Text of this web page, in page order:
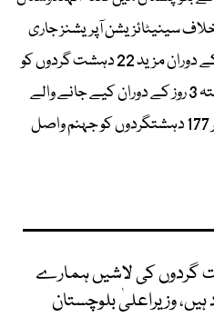
سینیٹائزیشن آپریشنز جاری
ہیں۔ گزشتہ رات تعاقبی آپریشنز کے دوران مزید 22 دہشت گردوں کو
ہلاک کردیا گیا، جس کے بعد گزشتہ 3 روز کے دوران کیے جانے والے
آپریشنز میں کم سے کم کل ملا کر 177 دہشتگردوں کو جہنم واصل
گردوں کی لاشیں ہمارے
وزیراعلیٰ بلوچستان